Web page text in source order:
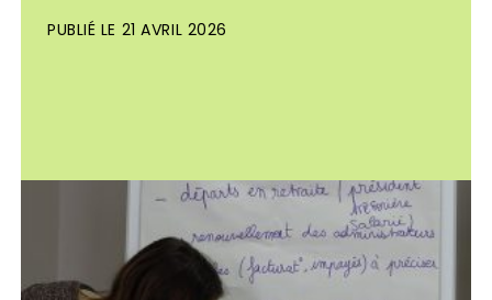
PUBLIÉ LE 21 AVRIL 2026